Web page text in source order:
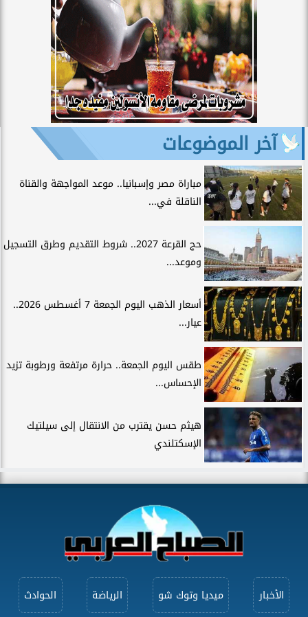
آخر الموضوعات
مباراة مصر وإسبانيا.. موعد المواجهة والقناة
الناقلة في...
حج القرعة 2027.. شروط التقديم وطرق التسجيل
وموعد...
أسعار الذهب اليوم الجمعة 7 أغسطس 2026..
عيار...
طقس اليوم الجمعة.. حرارة مرتفعة ورطوبة تزيد
الإحساس...
هيثم حسن يقترب من الانتقال إلى سيلتيك
الإسكتلندي
الأخبار ميديا وتوك شو الرياضة الحوادث